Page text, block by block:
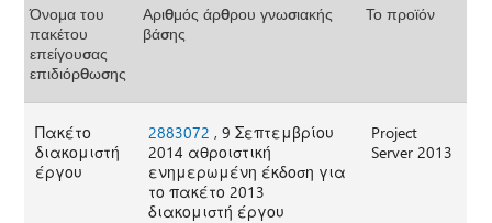
Όνομα του
πακέτου
επείγουσας
επιδιόρθωσης
Αριθμός άρθρου γνωσιακής
βάσης
Το προϊόν
Πακέτο
διακομιστή
έργου
2883072 , 9 Σεπτεμβρίου
2014 αθροιστική
ενημερωμένη έκδοση για
το πακέτο 2013
διακομιστή έργου
Project
Server 2013